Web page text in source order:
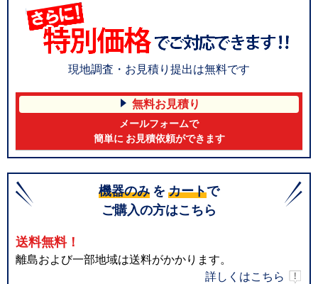
現地調査・お見積り提出は無料です
無料お見積り
メールフォームで
簡単に お見積依頼ができます
機器のみ を カートで
ご購入の方はこちら
送料無料！
離島および一部地域は送料がかかります。
詳しくはこちら